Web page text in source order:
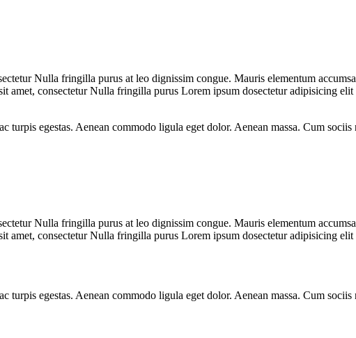
Nulla fringilla purus at leo dignissim congue. Mauris elementum
consectetur Nulla fringilla purus Lorem ipsum dosectetur adipisicing
turpis egestas. Aenean commodo ligula eget dolor. Aenean massa. Cum
Nulla fringilla purus at leo dignissim congue. Mauris elementum
consectetur Nulla fringilla purus Lorem ipsum dosectetur adipisicing
turpis egestas. Aenean commodo ligula eget dolor. Aenean massa. Cum